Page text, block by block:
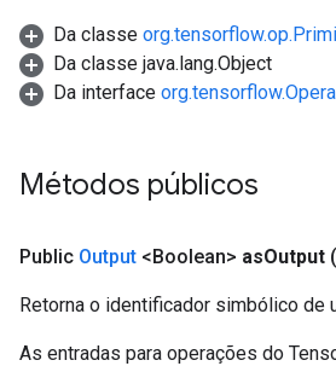
Da classe
Da classe java.lang.Object
Da interface
Métodos públicos
Public Output <Boolean> asOutput
Retorna o identificador simbólico de
As entradas para operações do